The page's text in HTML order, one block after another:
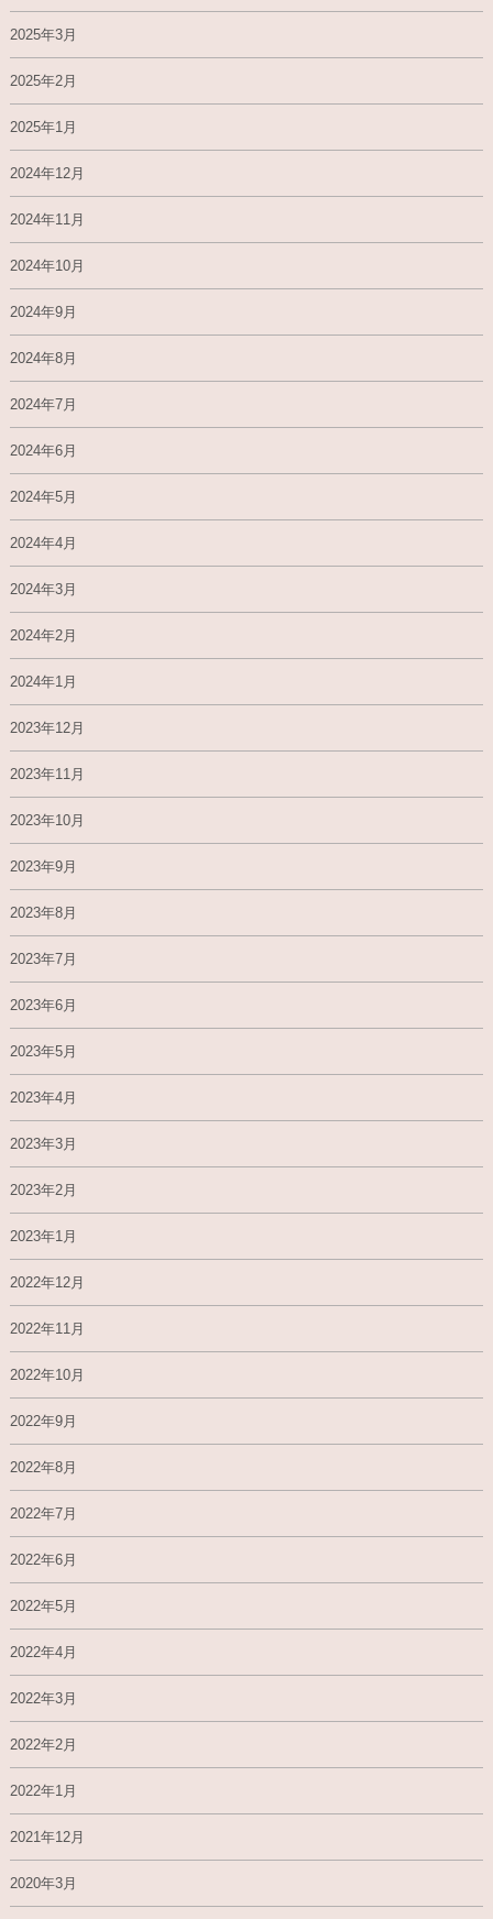
2025年3月
2025年2月
2025年1月
2024年12月
2024年11月
2024年10月
2024年9月
2024年8月
2024年7月
2024年6月
2024年5月
2024年4月
2024年3月
2024年2月
2024年1月
2023年12月
2023年11月
2023年10月
2023年9月
2023年8月
2023年7月
2023年6月
2023年5月
2023年4月
2023年3月
2023年2月
2023年1月
2022年12月
2022年11月
2022年10月
2022年9月
2022年8月
2022年7月
2022年6月
2022年5月
2022年4月
2022年3月
2022年2月
2022年1月
2021年12月
2020年3月